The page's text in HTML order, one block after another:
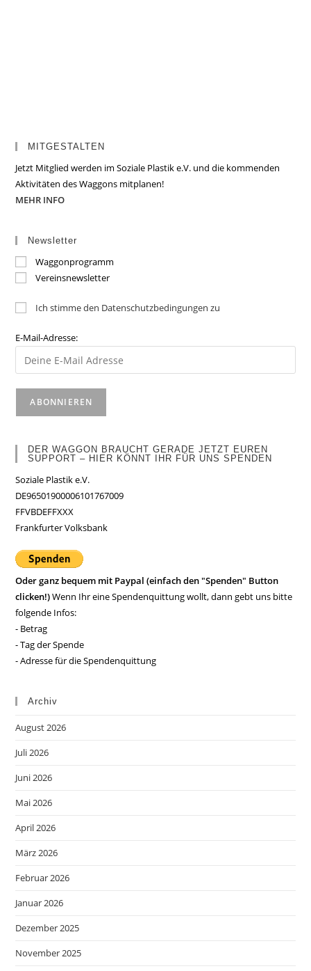
MITGESTALTEN
Jetzt Mitglied werden im Soziale Plastik e.V. und die kommenden
Aktivitäten des Waggons mitplanen!
MEHR INFO
Newsletter
Waggonprogramm
Vereinsnewsletter
Ich stimme den Datenschutzbedingungen zu
E-Mail-Adresse:
DER WAGGON BRAUCHT GERADE JETZT EUREN
SUPPORT – HIER KÖNNT IHR FÜR UNS SPENDEN
Soziale Plastik e.V.
DE96501900006101767009
FFVBDEFFXXX
Frankfurter Volksbank
Oder ganz bequem mit Paypal (einfach den "Spenden" Button
clicken!)Wenn Ihr eine Spendenquittung wollt, dann gebt uns bitte
folgende Infos:
- Betrag
- Tag der Spende
- Adresse für die Spendenquittung
Archiv
August 2026
Juli 2026
Juni 2026
Mai 2026
April 2026
März 2026
Februar 2026
Januar 2026
Dezember 2025
November 2025